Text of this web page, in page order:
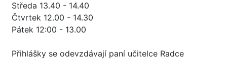
Středa 13.40 - 14.40
Čtvrtek 12.00 - 14.30
Pátek 12:00 - 13.00
Přihlášky se odevzdávají paní učitelce Radce